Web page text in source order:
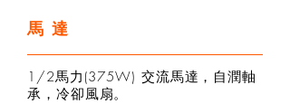
馬達
1/2馬力(375W) 交流馬達，自潤軸
承，冷卻風扇。